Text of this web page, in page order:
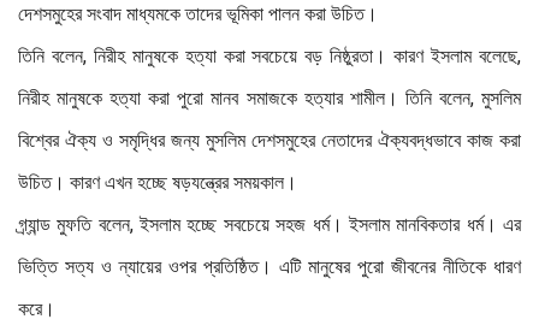
দেশসমুহের সংবাদ মাধ্যমকে তাদের ভূমিকা পালন করা উচিত।
তিনি বলেন, নিরীহ মানুষকে হত্যা করা সবচেয়ে বড় নিষ্ঠুরতা। কারণ ইসলাম বলেছে,
নিরীহ মানুষকে হত্যা করা পুরো মানব সমাজকে হত্যার শামীল। তিনি বলেন, মুসলিম
বিশ্বের ঐক্য ও সমৃদ্ধির জন্য মুসলিম দেশসমুহের নেতাদের ঐক্যবদ্ধভাবে কাজ করা
উচিত। কারণ এখন হচ্ছে ষড়যন্ত্রের সময়কাল।
গ্র্যান্ড মুফতি বলেন, ইসলাম হচ্ছে সবচেয়ে সহজ ধর্ম। ইসলাম মানবিকতার ধর্ম। এর
ভিত্তি সত্য ও ন্যায়ের ওপর প্রতিষ্ঠিত। এটি মানুষের পুরো জীবনের নীতিকে ধারণ
করে।